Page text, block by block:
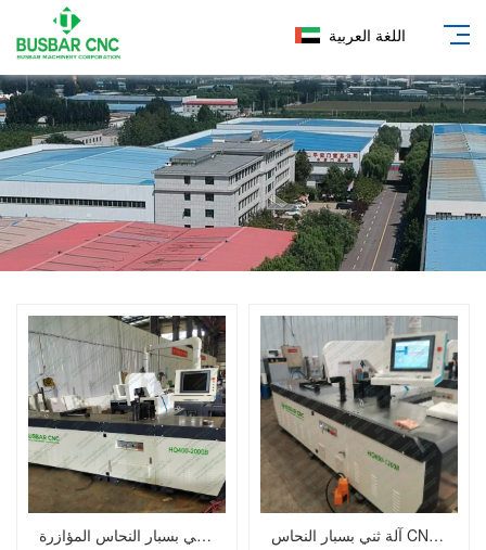
اللغة العربية
آلة ثني بسبار النحاس المؤازرة CNC HQ400-2000B آلة ثني بسبار النحاس CNC HQ400-1200B